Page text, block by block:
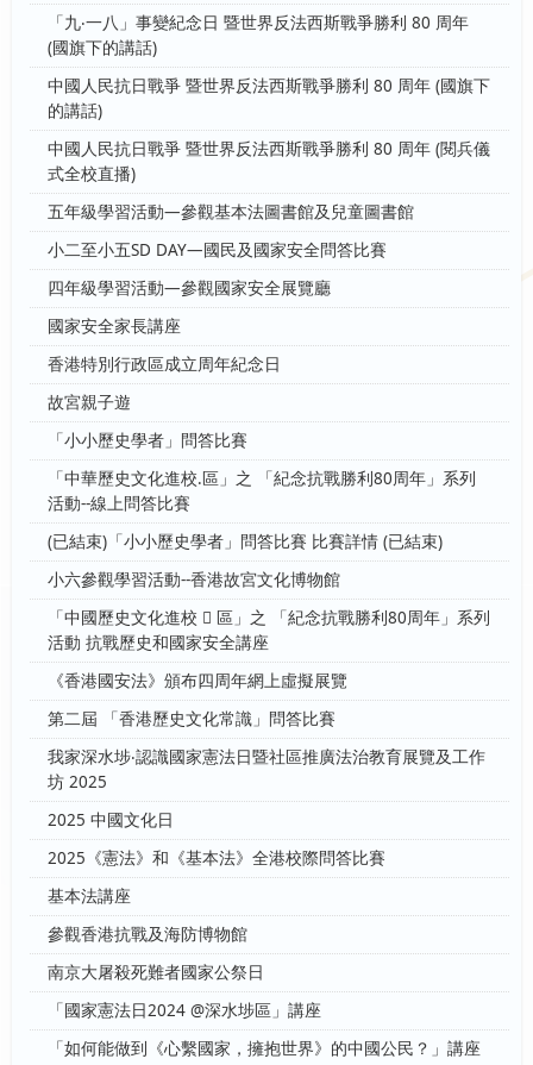
「九‧一八」事變紀念日 暨世界反法西斯戰爭勝利 80 周年
(國旗下的講話)
中國人民抗日戰爭 暨世界反法西斯戰爭勝利 80 周年 (國旗下
的講話)
中國人民抗日戰爭 暨世界反法西斯戰爭勝利 80 周年 (閱兵儀
式全校直播)
五年級學習活動—參觀基本法圖書館及兒童圖書館
小二至小五SD DAY—國民及國家安全問答比賽
四年級學習活動—參觀國家安全展覽廳
國家安全家長講座
香港特別行政區成立周年紀念日
故宮親子遊
「小小歷史學者」問答比賽
「中華歷史文化進校.區」之 「紀念抗戰勝利80周年」系列
活動--線上問答比賽
(已結束)「小小歷史學者」問答比賽 比賽詳情 (已結束)
小六參觀學習活動--香港故宮文化博物館
「中國歷史文化進校  區」之 「紀念抗戰勝利80周年」系列
活動 抗戰歷史和國家安全講座
《香港國安法》頒布四周年網上虛擬展覽
第二屆 「香港歷史文化常識」問答比賽
我家深水埗‧認識國家憲法日暨社區推廣法治教育展覽及工作
坊 2025
2025 中國文化日
2025《憲法》和《基本法》全港校際問答比賽
基本法講座
參觀香港抗戰及海防博物館
南京大屠殺死難者國家公祭日
「國家憲法日2024 @深水埗區」講座
「如何能做到《心繫國家，擁抱世界》的中國公民？」講座